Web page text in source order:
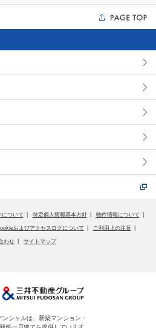
について 特定個人情報基本方針 物件情報について
およびアクセスログについて ご利用上の注意
わせ サイトマップ
ンシャルは、新築マンション・